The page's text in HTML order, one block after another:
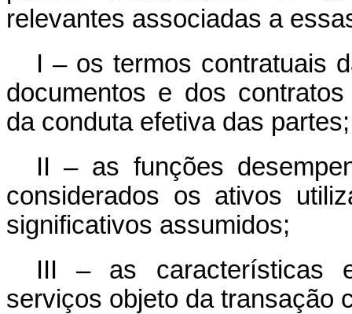
relevantes associadas a
I – os termos contratuais
documentos e dos
da conduta efetiva das partes;
II – as funções
considerados os ativos
significativos assumidos;
III – as características
serviços objeto da transação